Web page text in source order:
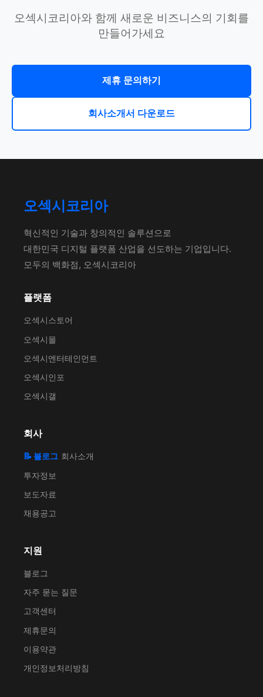
오섹시코리아와 함께 새로운 비즈니스의 기회를
만들어가세요
제휴 문의하기
회사소개서 다운로드
오섹시코리아
혁신적인 기술과 창의적인 솔루션으로
대한민국 디지털 플랫폼 산업을 선도하는 기업입니다.
모두의 백화점, 오섹시코리아
플랫폼
오섹시스토어
오섹시몰
오섹시엔터테인먼트
오섹시인포
오섹시갤
회사
📝 블로그 회사소개
투자정보
보도자료
채용공고
지원
블로그
자주 묻는 질문
고객센터
제휴문의
이용약관
개인정보처리방침